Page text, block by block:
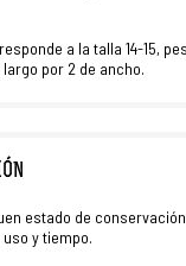
a la talla 14-15,
por 2 de ancho.
estado de
y tiempo.